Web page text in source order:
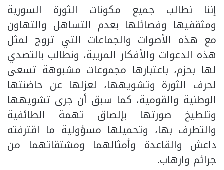
إننا نطالب جميع مكونات الثورة السورية
ومثقفيها وفصائلها بعدم التساهل والتهاون
مع هذه الأصوات والجماعات التي تروج لمثل
هذه الدعوات والأفكار المريبة، ونطالب بالتصدي
لها بحزم، باعتبارها مجموعات مشبوهة تسعى
لحرف الثورة وتشويهها، لعزلها عن حاضنتها
الوطنية والقومية، كما سبق أن جرى تشويهها
وتلطيخ صورتها بإلصاق تهمة الطائفية
والتطرف بها، وتحميلها مسؤولية ما اقترفته
داعش والقاعدة وأمثالهما ومشتقاتهما من
جرائم وارهاب.